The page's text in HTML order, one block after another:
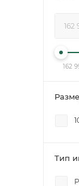
162
Тип